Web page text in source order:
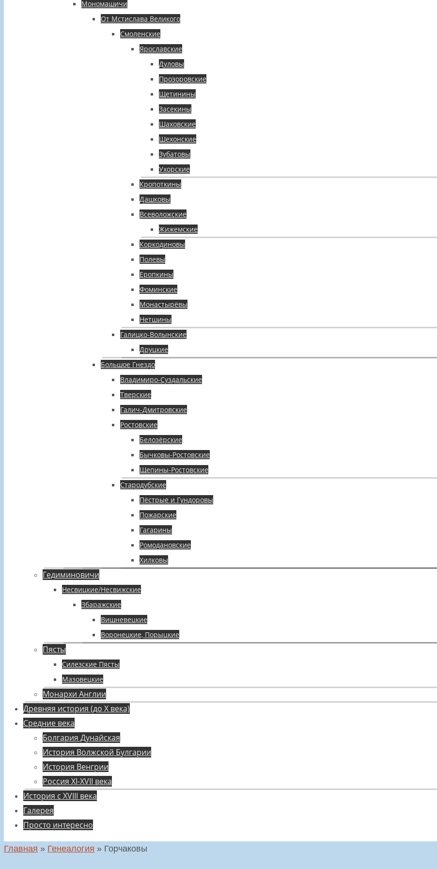
Мономашичи
От Мстислава Великого
Смоленские
Ярославские
Дуловы
Прозоровские
Щетинины
Засекины
Шаховские
Шехонские
Зубатовы
Ухорские
Кропоткины
Дашковы
Всеволожские
Жижемские
Коркодиновы
Полевы
Еропкины
Фоминские
Монастырёвы
Нетшины
Галицко-Волынские
Друцкие
Большое Гнездо
Владимиро-Суздальские
Тверские
Галич-Дмитровские
Ростовские
Белозёрские
Бычковы-Ростовские
Щепины-Ростовские
Стародубские
Пёстрые и Гундоровы
Пожарские
Гагарины
Ромодановские
Хилковы
Гедиминовичи
Несвицкие/Несвижские
Збаражские
Вишневецкие
Воронецкие, Порыцкие
Пясты
Силезские Пясты
Мазовецкие
Монархи Англии
Древняя история (до X века)
Средние века
Болгария Дунайская
История Волжской Булгарии
История Венгрии
Россия XI-XVII века
История с XVIII века
Галерея
Просто интересно
Главная » Генеалогия » Горчаковы